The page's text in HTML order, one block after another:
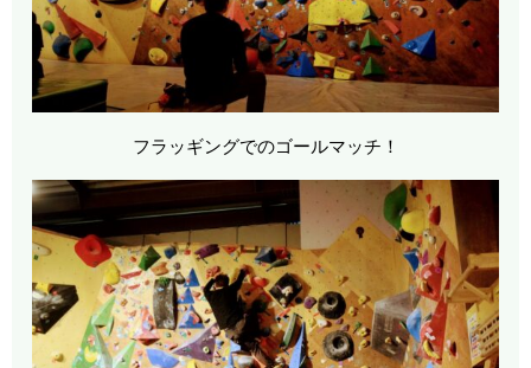
フラッギングでのゴールマッチ！